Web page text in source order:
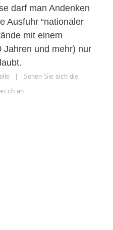
darf man Andenken
Ausfuhr “nationaler
mit einem
Jahren und mehr) nur
| Sehen Sie sich die
an